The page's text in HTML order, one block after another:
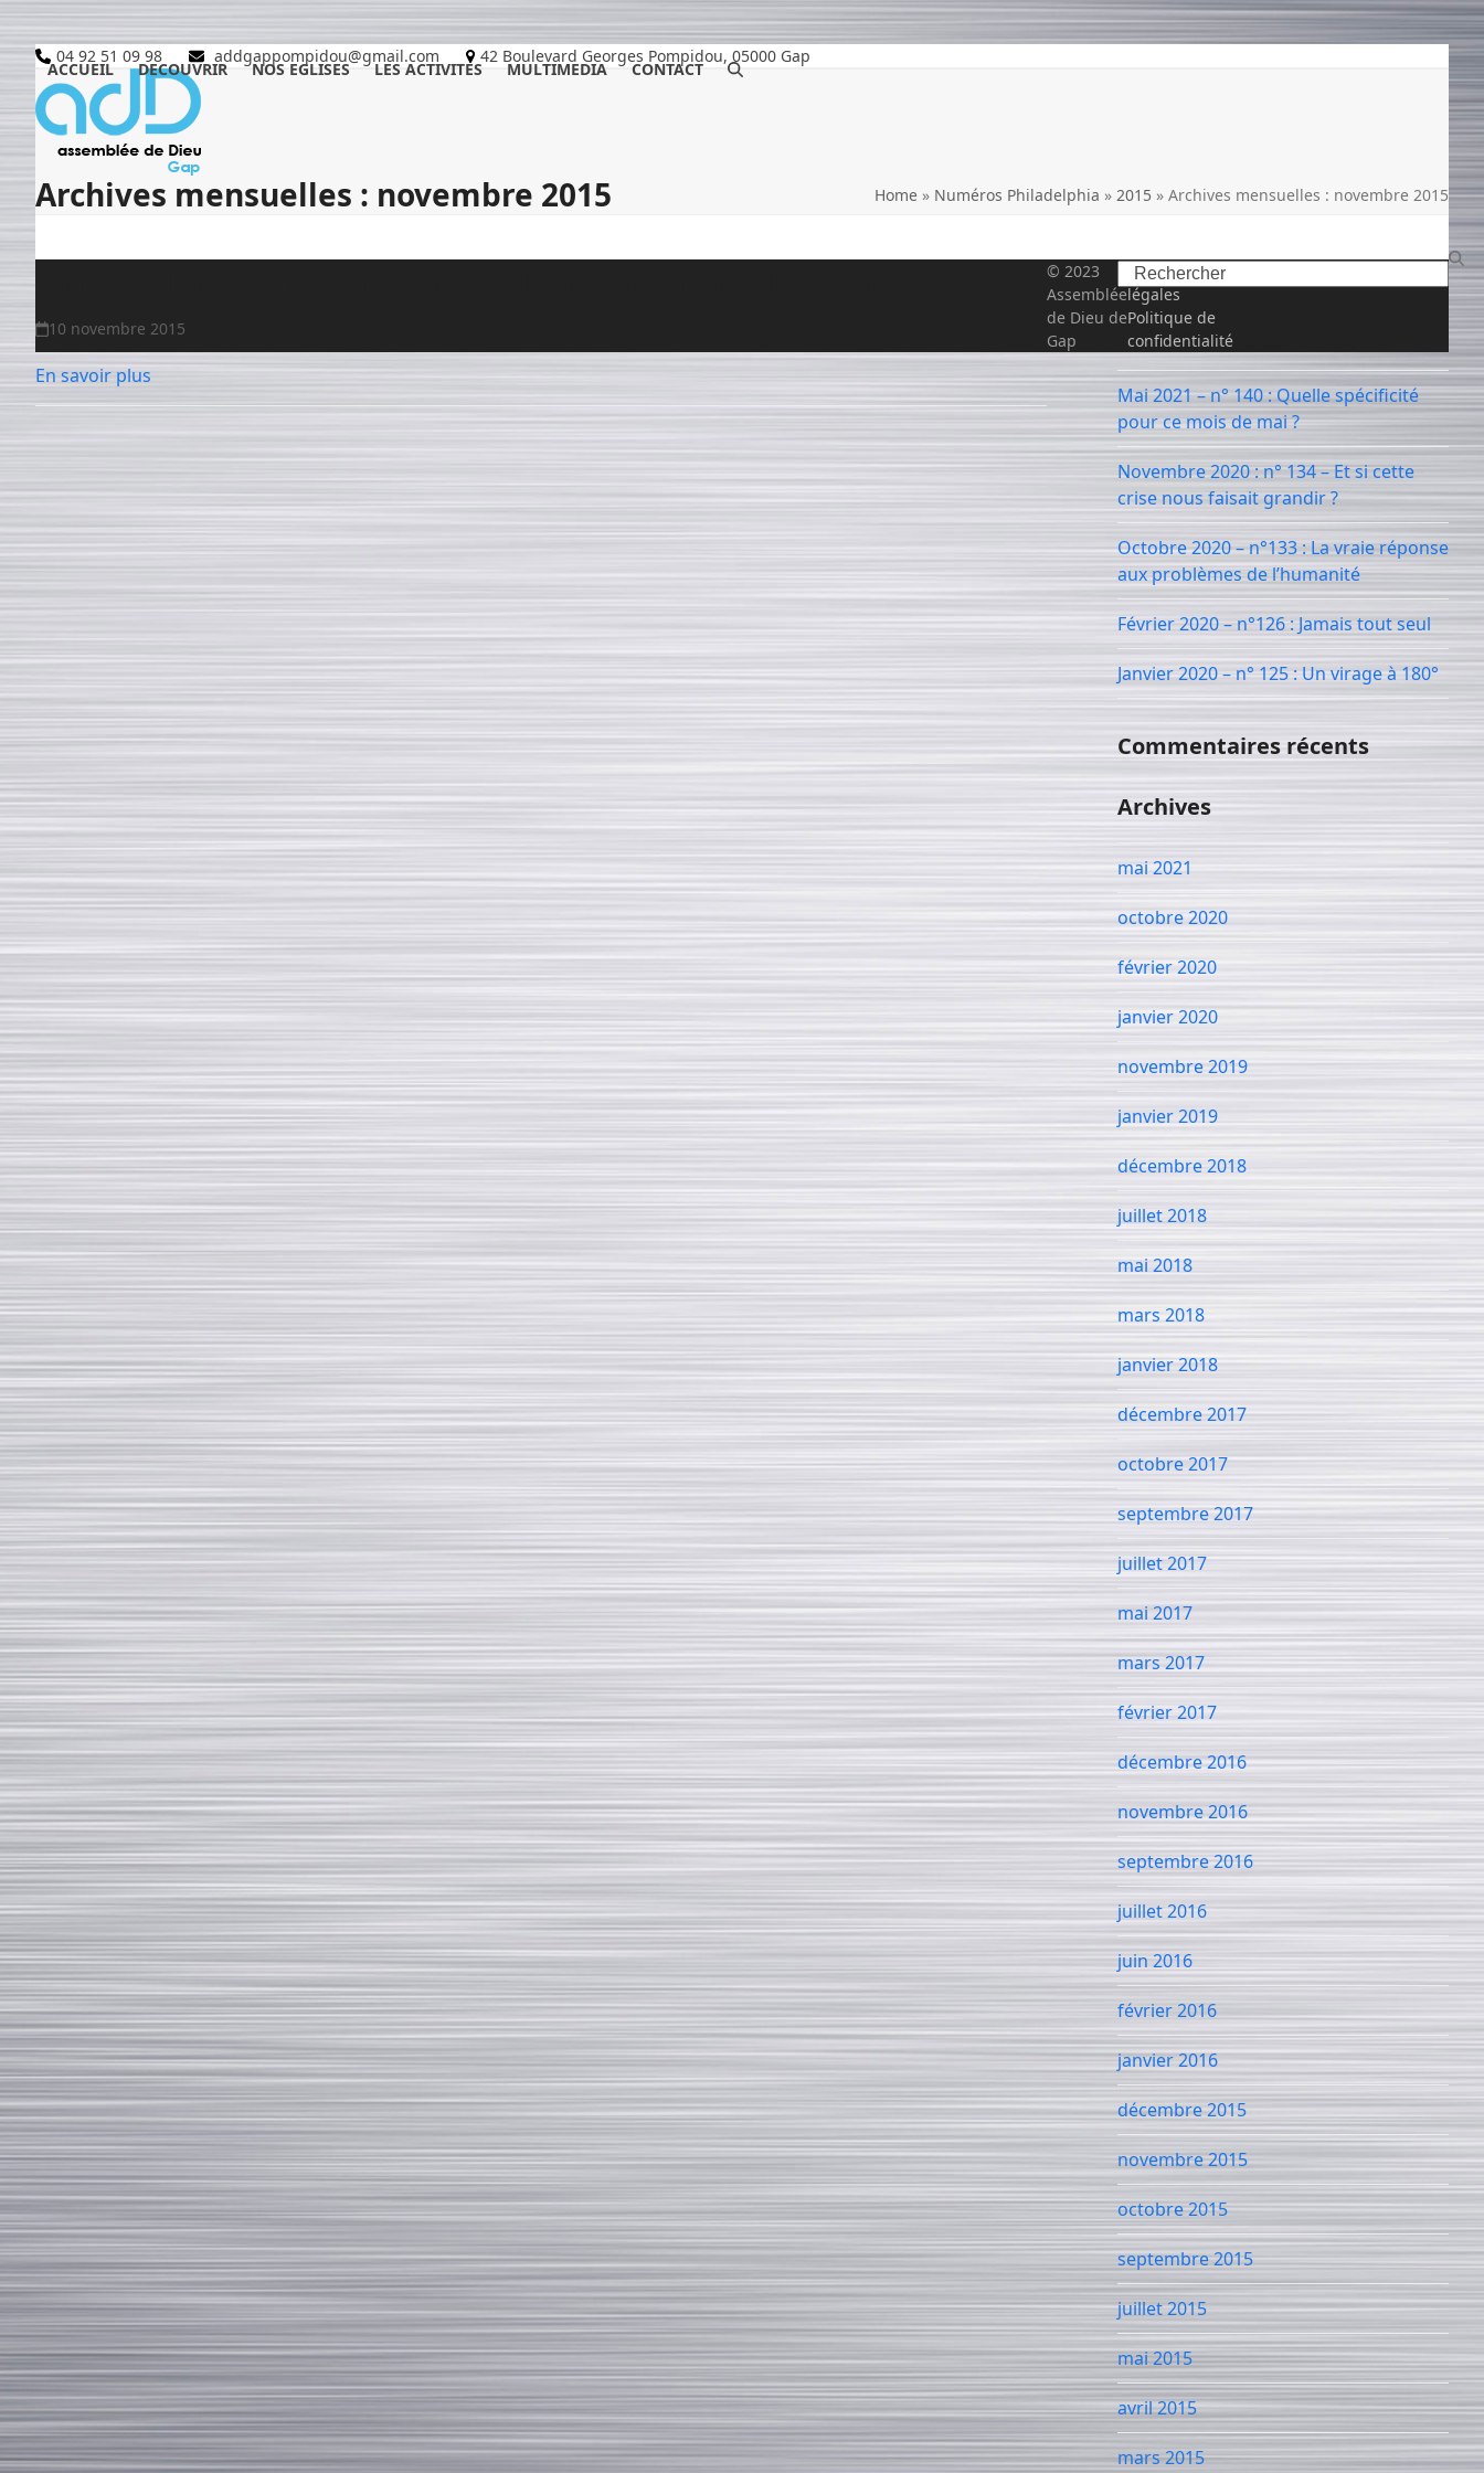
Skip
content04 92 51 09 98 addgappompidou@gmail.com 42 Boulevard Georges Pompidou, 05000 Gap
ACCUEIL DECOUVRIR NOS EGLISES LES ACTIVITES MULTIMEDIA CONTACT
Archives mensuelles : novembre 2015 Home » Numéros Philadelphia » 2015 » Archives mensuelles : novembre 2015
10 novembre 2015
En savoir plus
Search
Articles récents
Mai 2021 – n° 140 : Quelle spécificité
pour ce mois de mai ?
Novembre 2020 : n° 134 – Et si cette
crise nous faisait grandir ?
Octobre 2020 – n°133 : La vraie réponse
aux problèmes de l’humanité
Février 2020 – n°126 : Jamais tout seul
Janvier 2020 – n° 125 : Un virage à 180°
Commentaires récents
Archives
mai 2021
octobre 2020
février 2020
janvier 2020
novembre 2019
janvier 2019
décembre 2018
juillet 2018
mai 2018
mars 2018
janvier 2018
décembre 2017
octobre 2017
septembre 2017
juillet 2017
mai 2017
mars 2017
février 2017
décembre 2016
novembre 2016
septembre 2016
juillet 2016
juin 2016
février 2016
janvier 2016
décembre 2015
novembre 2015
octobre 2015
septembre 2015
juillet 2015
mai 2015
avril 2015
mars 2015
© 2023
Assemblée
de Dieu de
Gap
Mentions
légales
Politique de
confidentialité